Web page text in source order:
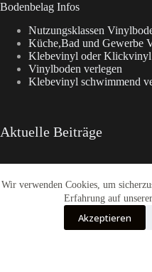
Wir verwenden Cookies, um
Erfahrung auf
Akzeptieren
Bodenbelag Infos
Nutzungsklassen
Küche,Bad und Gewerbe
Klebevinyl oder Klickvinyl
Vinylboden verlegen
Klebevinyl schwimmend
Aktuelle Beiträge
Enia Kollektionen im
CasaNova Vinylboden
Warum sich der Weg zu
COREtec® Tytan – Der